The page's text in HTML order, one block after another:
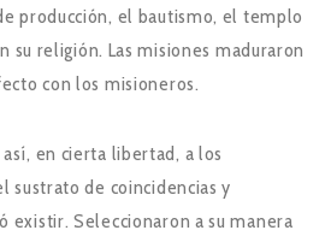
producción, el bautismo, el templo
su religión. Las misiones maduraron
con los misioneros.
en cierta libertad, a los
sustrato de coincidencias y
existir. Seleccionaron a su manera